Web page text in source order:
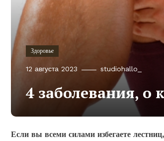
Здоровье
12 августа 2023 studiohallo_
4 заболевания, о
Если вы всеми силами избегаете